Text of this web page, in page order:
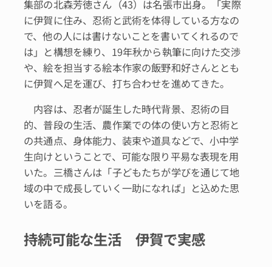
集部の北森芳徳さん（43）は名張市出身。「実際
に伊賀に住み、忍術と武術を体得している方なの
で、他の人には書けないことを書いてくれるので
は」と構想を練り、19年秋から執筆に向けた交渉
や、絵を担当する絵本作家の飯野和好さんととも
に伊賀へ足を運び、打ち合わせを進めてきた。
内容は、忍者が誕生した時代背景、忍術の目
的、普段の生活、農作業での体の使い方と忍術と
の共通点、身体能力、装束や道具などで、小中学
生向けということで、可能な限り平易な表現を用
いた。三橋さんは「子どもたちが学びを通じて地
域の中で成長していく一助になれば」と込めた思
いを語る。
持続可能な生活 伊賀で実感